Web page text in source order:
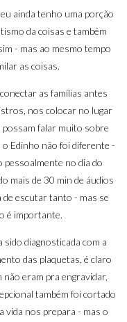
ainda tenho uma porção
da coisas e também
- mas ao mesmo tempo
as coisas.
as famílias antes
nos colocar no lugar
falar muito sobre
o Edinho não foi diferente -
pessoalmente no dia do
mais de 30 min de áudios
escutar tanto - mas se
é importante.
sido diagnosticada com a
das plaquetas, é claro
não eram pra engravidar,
também foi cortado
vida nos prepara - mas o